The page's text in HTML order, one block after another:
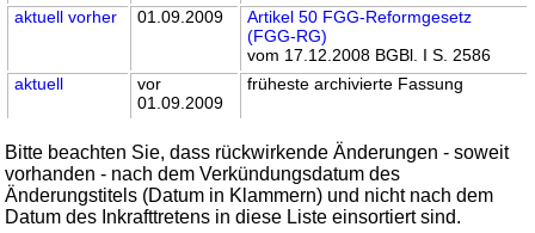
aktuell vorher 01.09.2009
Artikel 50 FGG-Reformgesetz
(FGG-RG)
vom 17.12.2008 BGBl. I S. 2586
aktuell
vor
01.09.2009
früheste archivierte Fassung
Bitte beachten Sie, dass rückwirkende Änderungen - soweit
vorhanden - nach dem Verkündungsdatum des
Änderungstitels (Datum in Klammern) und nicht nach dem
Datum des Inkrafttretens in diese Liste einsortiert sind.